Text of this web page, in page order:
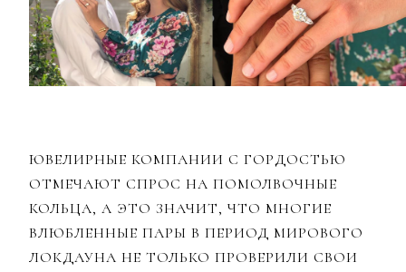
ЮВЕЛИРНЫЕ КОМПАНИИ С ГОРДОСТЬЮ
ОТМЕЧАЮТ СПРОС НА ПОМОЛВОЧНЫЕ
КОЛЬЦА, А ЭТО ЗНАЧИТ, ЧТО МНОГИЕ
ВЛЮБЛЕННЫЕ ПАРЫ В ПЕРИОД МИРОВОГО
ЛОКДАУНА НЕ ТОЛЬКО ПРОВЕРИЛИ СВОИ